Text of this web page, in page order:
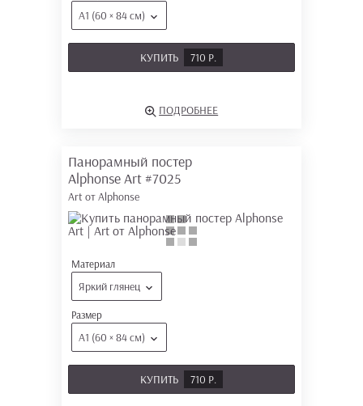
А1 (60 × 84 см)
КУПИТЬ 710 Р.
ПОДРОБНЕЕ
Панорамный постер
Alphonse Art #7025
Art от Alphonse
Материал
Яркий глянец
Размер
А1 (60 × 84 см)
КУПИТЬ 710 Р.